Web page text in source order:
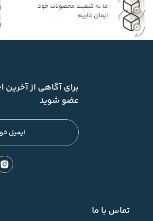
ما به کیفیت محصولات خود
ایمان داریم
برای آگاهی از آخرین
عضو شوید
تماس با ما